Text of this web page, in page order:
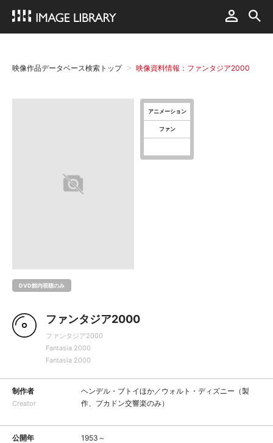
映像作品データベース検索トップ 映像資料情報：ファンタジア2000
DVD館内視聴のみ
アニメーション
ファン
ファンタジア2000
ファンタジア2000
Fantasia 2000
Fantasia 2000
制作者
Creator
ヘンデル・ブトイほか／ウォルト・ディズニー（製
作、プカドン交響楽のみ）
公開年 1953～